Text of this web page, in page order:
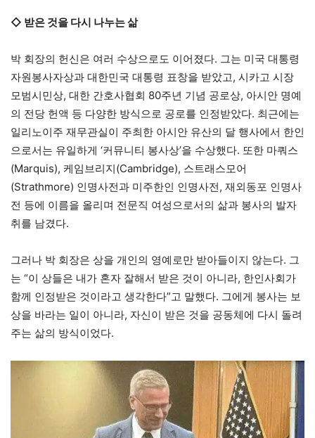
◇ 받은 것을 다시 나누는 삶
박 회장의 헌신은 여러 수상으로도 이어졌다. 그는 미국 대통령
자원봉사자상과 대한민국 대통령 표창을 받았고, 시카고 시장
모범시민상, 대한 간호사협회 80주년 기념 공로상, 아시안 명예
의 전당 헌액 등 다양한 방식으로 공로를 인정받았다. 최근에는
일리노이주 재무관실이 주최한 아시안 유산의 달 행사에서 한인
으로서는 유일하게 ‘커뮤니티 봉사상’을 수상했다. 또한 마쿼스
(Marquis), 케임브리지(Cambridge), 스트래스모어
(Strathmore) 인명사전과 미주한인 인명사전, 재외동포 인명사
전 등에 이름을 올리며 전문직 여성으로서의 삶과 봉사의 발자
취를 남겼다.
그러나 박 회장은 상을 개인의 영예로만 받아들이지 않는다. 그
는 “이 상들은 내가 혼자 잘해서 받은 것이 아니라, 한인사회가
함께 인정받은 것이라고 생각한다”고 말했다. 그에게 봉사는 보
상을 바라는 일이 아니라, 자신이 받은 것을 공동체에 다시 돌려
주는 삶의 방식이었다.